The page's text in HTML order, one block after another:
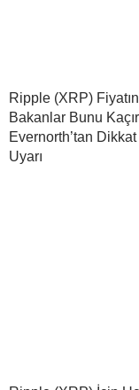
Ripple (XRP)
Bakanlar Bunu
Evernorth’tan
Uyarı